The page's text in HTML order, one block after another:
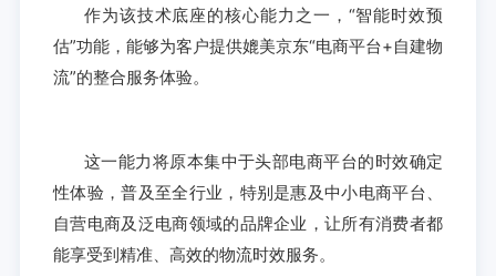
作为该技术底座的核心能力之一，“智能时效预
估”功能，能够为客户提供媲美京东“电商平台+自建物
流”的整合服务体验。
这一能力将原本集中于头部电商平台的时效确定
性体验，普及至全行业，特别是惠及中小电商平台、
自营电商及泛电商领域的品牌企业，让所有消费者都
能享受到精准、高效的物流时效服务。